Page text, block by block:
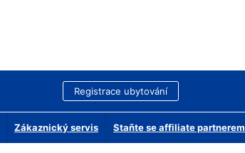
Registrace ubytování
Zákaznický servis Staňte se affiliate partnerem